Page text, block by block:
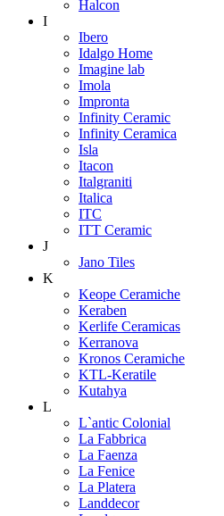
Halcon
I
Ibero
Idalgo Home
Imagine lab
Imola
Impronta
Infinity Ceramic
Infinity Ceramica
Isla
Itacon
Italgraniti
Italica
ITC
ITT Ceramic
J
Jano Tiles
K
Keope Ceramiche
Keraben
Kerlife Ceramicas
Kerranova
Kronos Ceramiche
KTL-Keratile
Kutahya
L
L`antic Colonial
La Fabbrica
La Faenza
La Fenice
La Platera
Landdecor